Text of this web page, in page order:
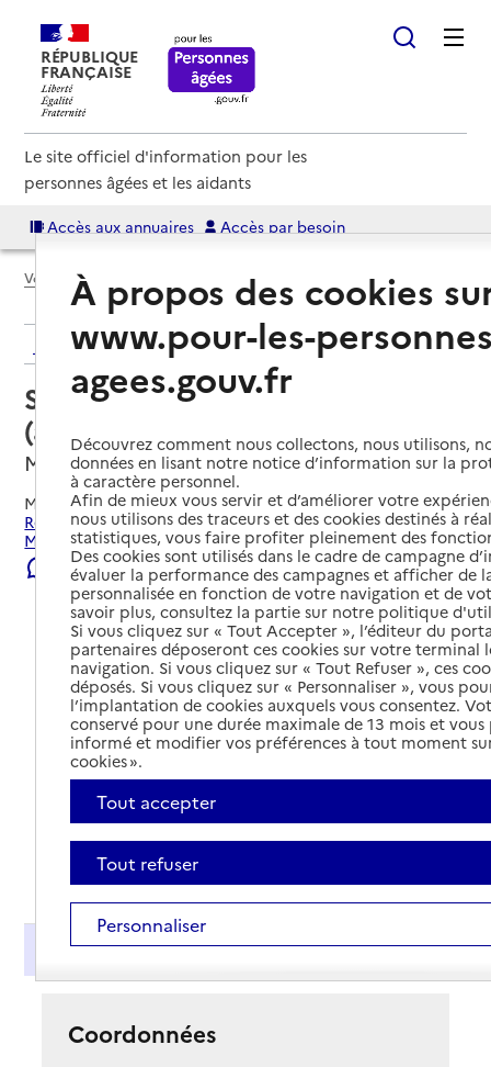
RÉPUBLIQUE
FRANÇAISE
Le site officiel d'information pour les
personnes âgées et les aidants
Accès aux annuaires Accès par besoin
Voir le fil d’Ariane
Retour aux résultats de l'annuaire
Service autonomie à domicile
(aide) – Âges & Vie
Mairieux, NORD
Mis à jour le01/08/2026
Rechercher les établissements et services autour de
Mairieux.
Signaler une erreur
Présentation
Coordonnées
À propos des cookies
www.pour-les-
agees.gouv.fr
Découvrez comment nous collectons, nous utilisons,
données en lisant notre notice d’information sur la
à caractère personnel.
Afin de mieux vous servir et d’améliorer votre
nous utilisons des traceurs et des cookies destinés à
statistiques, vous faire profiter pleinement des
Des cookies sont utilisés dans le cadre de campagne
évaluer la performance des campagnes et afficher de
personnalisée en fonction de votre navigation et de
savoir plus, consultez la partie sur notre politique
Si vous cliquez sur « Tout Accepter », l’éditeur du
partenaires déposeront ces cookies sur votre terminal
navigation. Si vous cliquez sur « Tout Refuser », ces
déposés. Si vous cliquez sur « Personnaliser », vous
l’implantation de cookies auxquels vous consentez.
conservé pour une durée maximale de 13 mois et
informé et modifier vos préférences à tout moment
cookies ».
Tout accepter
Tout refuser
Personnaliser